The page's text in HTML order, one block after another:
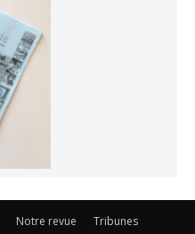
Notre revue
Tribunes